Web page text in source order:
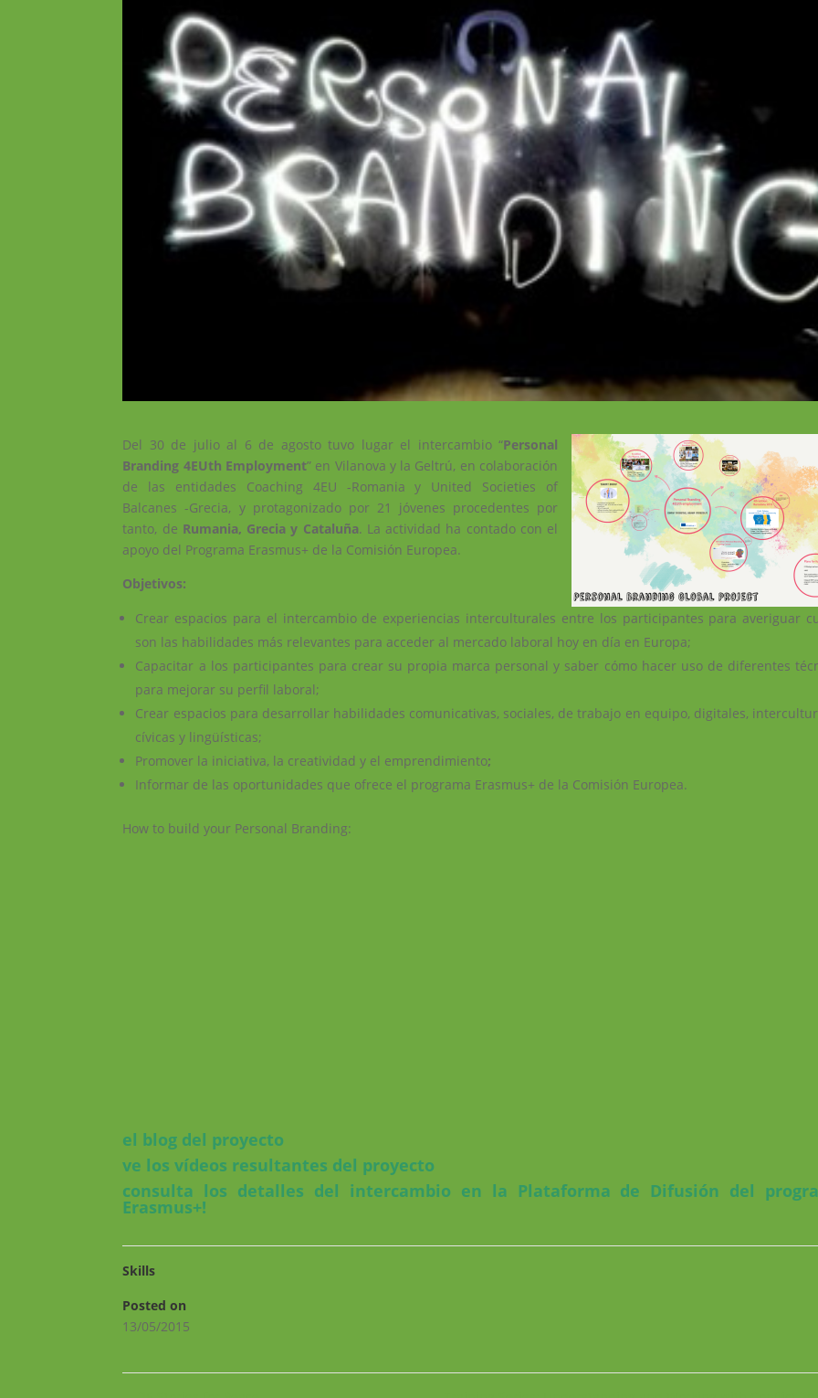
Del 30 de julio al 6 de agosto tuvo lugar el intercambio “Personal
Branding 4EUth Employment” en Vilanova y la Geltrú, en colaboración
de las entidades Coaching 4EU -Romania y United Societies of
Balcanes -Grecia, y protagonizado por 21 jóvenes procedentes por
tanto, de Rumania, Grecia y Cataluña. La actividad ha contado con el
apoyo del Programa Erasmus+ de la Comisión Europea.
Objetivos:
Crear espacios para el intercambio de experiencias interculturales entre los participantes para averiguar
son las habilidades más relevantes para acceder al mercado laboral hoy en día en Europa;
Capacitar a los participantes para crear su propia marca personal y saber cómo hacer uso de diferentes
para mejorar su perfil laboral;
Crear espacios para desarrollar habilidades comunicativas, sociales, de trabajo en equipo, digitales,
cívicas y lingüísticas;
Promover la iniciativa, la creatividad y el emprendimiento;
Informar de las oportunidades que ofrece el programa Erasmus+ de la Comisión Europea.
How to build your Personal Branding:
el blog del proyecto
ve los vídeos resultantes del proyecto
consulta los detalles del intercambio en la Plataforma de Difusión del
Erasmus+!
Skills
Posted on
13/05/2015